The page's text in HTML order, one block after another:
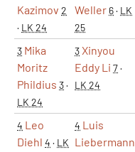
Kazimov 2
· LK 24
Weller 6· LK
25
3 Mika
Moritz
Phildius 3·
LK 24
3Xinyou
Eddy Li 7·
LK 24
4 Leo
Diehl 4 · LK
4 Luis
Liebermann